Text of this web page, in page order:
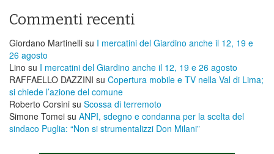
Commenti recenti
Giordano Martinelli su I mercatini del Giardino anche il 12, 19 e
26 agosto
Lino su I mercatini del Giardino anche il 12, 19 e 26 agosto
RAFFAELLO DAZZINI su ​Copertura mobile e TV nella Val di Lima;
si chiede l’azione del comune
Roberto Corsini su Scossa di terremoto
Simone Tomei su ANPI, sdegno e condanna per la scelta del
sindaco Puglia: “Non si strumentalizzi Don Milani”